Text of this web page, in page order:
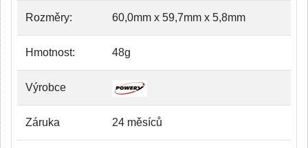
Rozměry: 60,0mm x 59,7mm x 5,8mm
Hmotnost: 48g
Výrobce
Záruka 24 měsíců